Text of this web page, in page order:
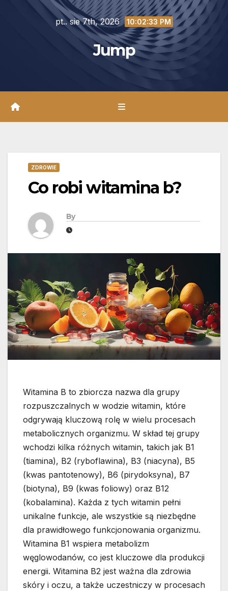
pt.. sie 7th, 2026 10:02:34 PM
Jump
ZDROWIE
Co robi witamina b?
By
Witamina B to zbiorcza nazwa dla grupy
rozpuszczalnych w wodzie witamin, które
odgrywają kluczową rolę w wielu procesach
metabolicznych organizmu. W skład tej grupy
wchodzi kilka różnych witamin, takich jak B1
(tiamina), B2 (ryboflawina), B3 (niacyna), B5
(kwas pantotenowy), B6 (pirydoksyna), B7
(biotyna), B9 (kwas foliowy) oraz B12
(kobalamina). Każda z tych witamin pełni
unikalne funkcje, ale wszystkie są niezbędne
dla prawidłowego funkcjonowania organizmu.
Witamina B1 wspiera metabolizm
węglowodanów, co jest kluczowe dla produkcji
energii. Witamina B2 jest ważna dla zdrowia
skóry i oczu, a także uczestniczy w procesach